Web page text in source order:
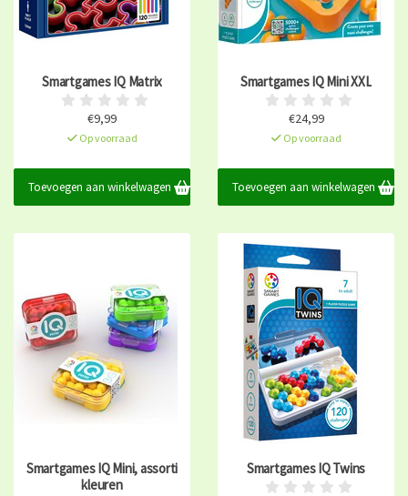
Smartgames IQ Matrix
€9,99
Op voorraad
Toevoegen aan winkelwagen
Smartgames IQ Mini XXL
€24,99
Op voorraad
Toevoegen aan winkelwagen
Smartgames IQ Mini, assorti
kleuren
Smartgames IQ Twins